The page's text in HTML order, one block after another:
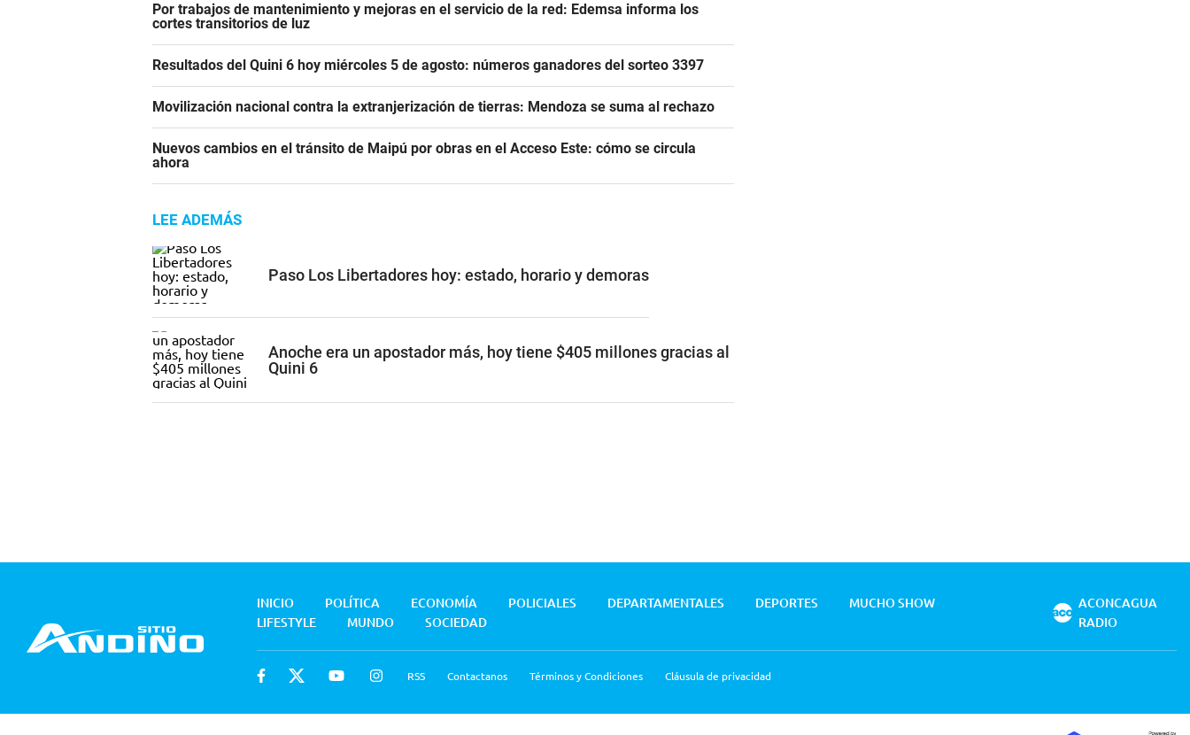
Por trabajos de mantenimiento y mejoras en el servicio de la red: Edemsa informa los
cortes transitorios de luz
Resultados del Quini 6 hoy miércoles 5 de agosto: números ganadores del sorteo 3397
Movilización nacional contra la extranjerización de tierras: Mendoza se suma al rechazo
Nuevos cambios en el tránsito de Maipú por obras en el Acceso Este: cómo se circula
ahora
LEE ADEMÁS
Paso Los Libertadores hoy: estado, horario y demoras
Anoche era un apostador más, hoy tiene $405 millones gracias al
Quini 6
INICIO POLÍTICA ECONOMÍA POLICIALES DEPARTAMENTALES DEPORTES
MUCHO SHOW
LIFESTYLE
MUNDO SOCIEDAD
RSS Contactanos Términos y Condiciones Cláusula de privacidad
ACONCAGUA
RADIO